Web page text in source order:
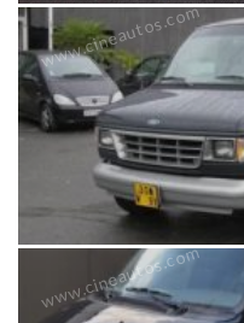
www.cineautos.com
www.cineautos.com